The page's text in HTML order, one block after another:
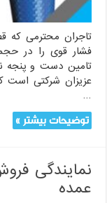
تاجران محترمی که
فشار قوی را در
تامین دست و پنجه
عزیزان شرکتی
…
توضیحات بیشتر »
نمایندگی
عمده